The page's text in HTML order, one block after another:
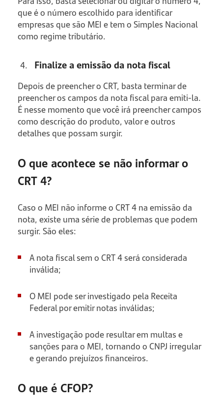
que é o número escolhido para identificar
empresas que são MEI e tem o Simples Nacional
como regime tributário.
Finalize a emissão da nota fiscal
Depois de preencher o CRT, basta terminar de
preencher os campos da nota fiscal para emiti-la.
É nesse momento que você irá preencher campos
como descrição do produto, valor e outros
detalhes que possam surgir.
O que acontece se não informar o
CRT 4?
Caso o MEI não informe o CRT 4 na emissão da
nota, existe uma série de problemas que podem
surgir. São eles:
A nota fiscal sem o CRT 4 será considerada
inválida;
O MEI pode ser investigado pela Receita
Federal por emitir notas inválidas;
A investigação pode resultar em multas e
sanções para o MEI, tornando o CNPJ irregular
e gerando prejuízos financeiros.
O que é CFOP?